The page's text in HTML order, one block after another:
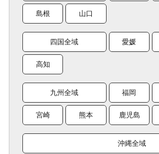
島根 山口
四国全域 愛媛
高知
九州全域 福岡
宮崎 熊本 鹿児島
沖縄全域